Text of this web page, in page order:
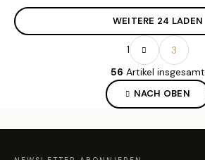
S
t
e
u
e
WEITERE 24 LADEN
P
a
g
i
n
i
r
1
3
56 Artikel insgesamt
NACH OBEN
F